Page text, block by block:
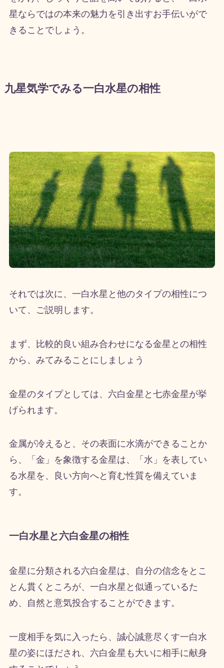
星ならではの本来の魅力を引き出すお手伝いがで
きることでしょう。
九星気学でみる一白水星の相性
それでは次に、一白水星と他のタイプの相性につ
いて、ご説明します。
まず、比較的良い組み合わせになる金星との相性
から、みてみることにしましょう
金星のタイプとしては、六白金星と七赤金星が挙
げられます。
金属が冷えると、その表面に水滴ができることか
ら、「金」を象徴する金星は、「水」を表してい
る水星を、良い方向へと育む性質を備えていま
す。
一白水星と六白金星の相性
金星に分類される六白金星は、自分の信念をとこ
とん貫くところが、一白水星と似通っているた
め、自然と意気投合することができます。
一度相手を気に入ったら、誠心誠意尽くす一白水
星の姿にほだされ、六白金星も大いに相手に献身